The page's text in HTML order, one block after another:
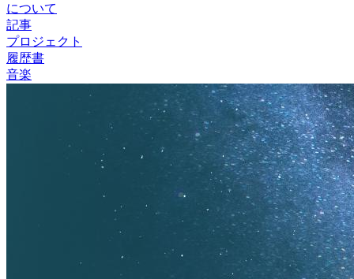
について
記事
プロジェクト
履歴書
音楽